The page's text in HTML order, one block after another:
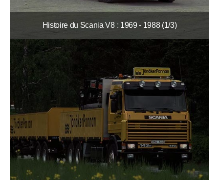
Histoire du Scania V8 : 1969 - 1988 (1/3)